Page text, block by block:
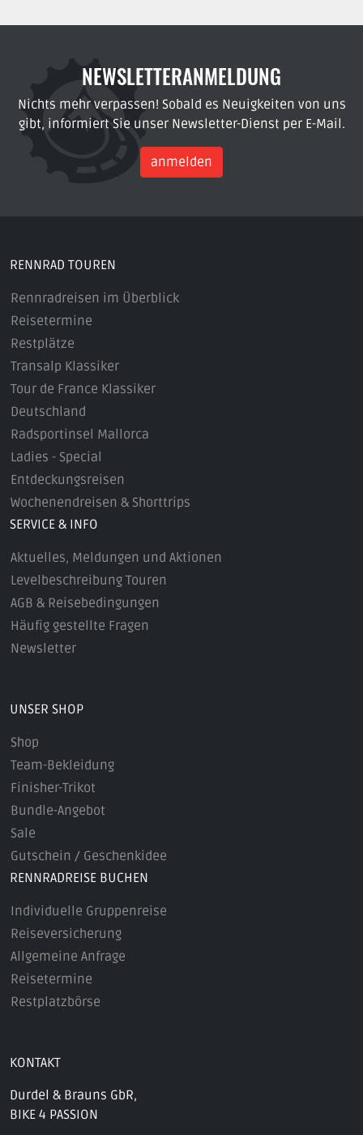
NEWSLETTERANMELDUNG
Nichts mehr verpassen! Sobald es Neuigkeiten von uns
gibt, informiert Sie unser Newsletter-Dienst per E-Mail.
anmelden
RENNRAD TOUREN
Rennradreisen im Überblick
Reisetermine
Restplätze
Transalp Klassiker
Tour de France Klassiker
Deutschland
Radsportinsel Mallorca
Ladies - Special
Entdeckungsreisen
Wochenendreisen & Shorttrips
SERVICE & INFO
Aktuelles, Meldungen und Aktionen
Levelbeschreibung Touren
AGB & Reisebedingungen
Häufig gestellte Fragen
Newsletter
UNSER SHOP
Shop
Team-Bekleidung
Finisher-Trikot
Bundle-Angebot
Sale
Gutschein / Geschenkidee
RENNRADREISE BUCHEN
Individuelle Gruppenreise
Reiseversicherung
Allgemeine Anfrage
Reisetermine
Restplatzbörse
KONTAKT
Durdel & Brauns GbR,
BIKE 4 PASSION